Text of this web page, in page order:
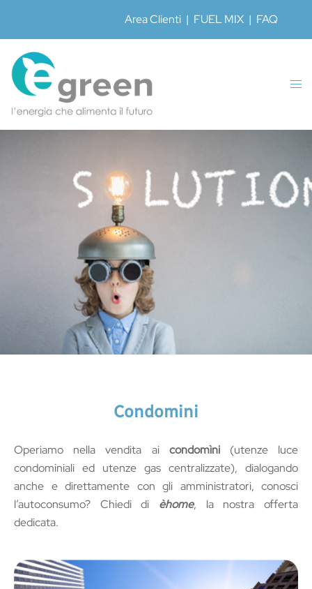
Condomini
Operiamo nella vendita ai condomìni(utenze luce
condominiali ed utenze gas centralizzate), dialogando
anche e direttamente con gli amministratori, conosci
l’autoconsumo? Chiedi di èhome, la nostra offerta
dedicata.
Area Clienti | FUEL MIX | FAQ